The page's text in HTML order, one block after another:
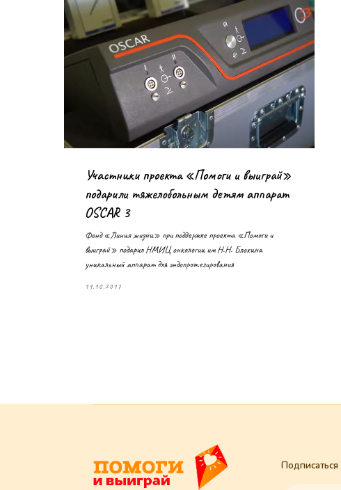
Участники проекта «Помоги и выиграй»
подарили тяжелобольным детям аппарат
OSCAR 3
Фонд «Линия жизни» при поддержке проекта «Помоги и
выиграй» подарил НМИЦ онкологии им Н.Н. Блохина
уникальный аппарат для эндопротезирования
19.10.2017
Нажимая "Подписаться",